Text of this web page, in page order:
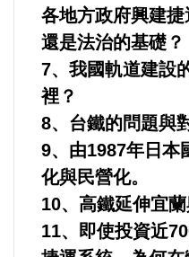
國安/國防/外交
自然/地理/景觀/地球
都市發展與都市建設
財務金融/稅制改革
各地方政府興建
還是法治的基礎？
7、我國軌道建設
裡？
8、台鐵的問題與
9、由1987年日本
化與民營化。
10、高鐵延伸宜蘭
11、即使投資近